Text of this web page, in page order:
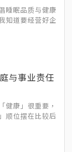
睡眠品质与健康
知道要经营好企
力行！
与事业责任
健康」很重要，
顺位摆在比较后
显得逐渐重视。
到底多少岁数